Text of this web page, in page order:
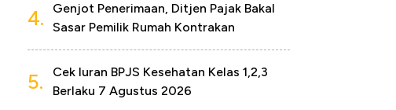
4.
Genjot Penerimaan, Ditjen Pajak Bakal
Sasar Pemilik Rumah Kontrakan
5.
Cek Iuran BPJS Kesehatan Kelas 1,2,3
Berlaku 7 Agustus 2026